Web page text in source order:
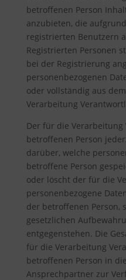
betroffenen Person
anzubieten, die
registrierten Benutzern
Registrierten Personen
bei der Registrierung
personenbezogenen
oder vollständig aus
Verarbeitung
Der für die
betroffenen Person
darüber, welche
betroffene Person
oder löscht der für die
personenbezogene
der betroffenen Person,
gesetzlichen
entgegenstehen. Die
für die Verarbeitung
betroffenen Person in
Ansprechpartner zur